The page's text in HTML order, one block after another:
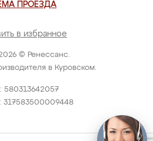
© Ренессанс.
в Куровском.
580313642057
317583500009448
ПРОЕЗДА
в избранное